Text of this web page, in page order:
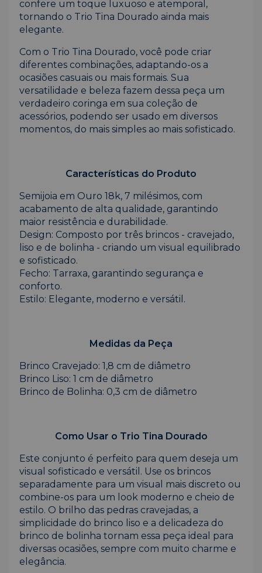
confere um toque luxuoso e atemporal,
tornando o Trio Tina Dourado ainda mais
elegante.
Com o Trio Tina Dourado, você pode criar
diferentes combinações, adaptando-os a
ocasiões casuais ou mais formais. Sua
versatilidade e beleza fazem dessa peça um
verdadeiro coringa em sua coleção de
acessórios, podendo ser usado em diversos
momentos, do mais simples ao mais sofisticado.
Características do Produto
Semijoia em Ouro 18k, 7 milésimos, com
acabamento de alta qualidade, garantindo
maior resistência e durabilidade.
Design: Composto por três brincos - cravejado,
liso e de bolinha - criando um visual equilibrado
e sofisticado.
Fecho: Tarraxa, garantindo segurança e
conforto.
Estilo: Elegante, moderno e versátil.
Medidas da Peça
Brinco Cravejado: 1,8 cm de diâmetro
Brinco Liso: 1 cm de diâmetro
Brinco de Bolinha: 0,3 cm de diâmetro
Como Usar o Trio Tina Dourado
Este conjunto é perfeito para quem deseja um
visual sofisticado e versátil. Use os brincos
separadamente para um visual mais discreto ou
combine-os para um look moderno e cheio de
estilo. O brilho das pedras cravejadas, a
simplicidade do brinco liso e a delicadeza do
brinco de bolinha tornam essa peça ideal para
diversas ocasiões, sempre com muito charme e
elegância.